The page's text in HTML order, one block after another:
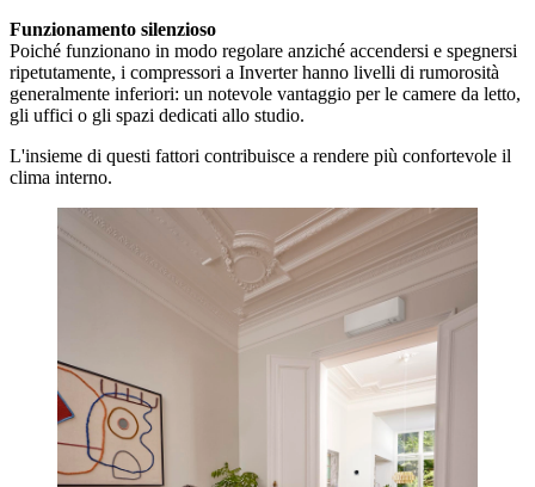
Funzionamento silenzioso
Poiché funzionano in modo regolare anziché accendersi e spegnersi
ripetutamente, i compressori a Inverter hanno livelli di rumorosità
generalmente inferiori: un notevole vantaggio per le camere da letto,
gli uffici o gli spazi dedicati allo studio.
L'insieme di questi fattori contribuisce a rendere più confortevole il
clima interno.